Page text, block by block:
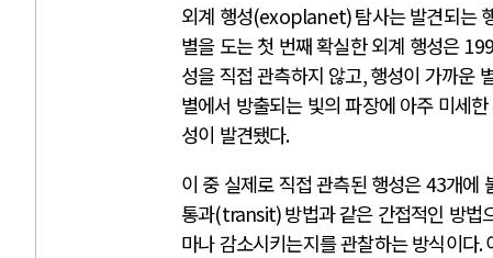
외계 행성(exoplanet)탐사는 발견되는
별을 도는 첫 번째 확실한 외계 행성은
성을 직접 관측하지 않고,행성이 가까운
별에서 방출되는 빛의 파장에 아주 미세
성이 발견됐다.
이 중 실제로 직접 관측된 행성은43개에
통과(transit)방법과 같은 간접적인 방법
마나 감소시키는지를 관찰하는 방식이다.